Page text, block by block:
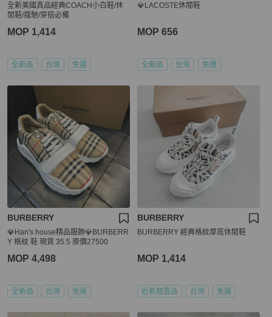
全新美國真品經典COACH小白鞋/休
閒鞋/蔻馳/穿搭必備
MOP 1,414
全新品 台灣 免運
💎LACOSTE休閒鞋
MOP 656
全新品 台灣 免運
BURBERRY
💎Han's house精品服飾💎BURBERR
Y 格紋 鞋 現貨 35.5 原價27500
MOP 4,498
全新品 台灣 免運
BURBERRY
BURBERRY 經典格紋厚底休閒鞋
MOP 1,414
近新閒置品 台灣 免運